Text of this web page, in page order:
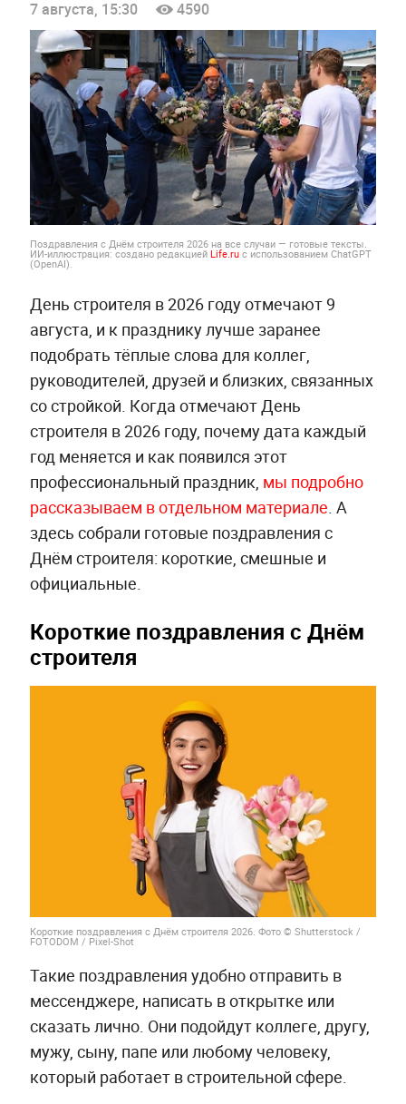
7 августа, 15:30 4590
Поздравления с Днём строителя 2026 на все случаи — готовые тексты.
ИИ-иллюстрация: создано редакцией Life.ruс использованием ChatGPT
(OpenAI).
День строителя в 2026 году отмечают 9
августа, и к празднику лучше заранее
подобрать тёплые слова для коллег,
руководителей, друзей и близких, связанных
со стройкой. Когда отмечают День
строителя в 2026 году, почему дата каждый
год меняется и как появился этот
профессиональный праздник, мы подробно
рассказываем в отдельном материале . А
здесь собрали готовые поздравления с
Днём строителя: короткие, смешные и
официальные.
Короткие поздравления с Днём
строителя
Короткие поздравления с Днём строителя 2026. Фото © Shutterstock /
FOTODOM / Pixel-Shot
Такие поздравления удобно отправить в
мессенджере, написать в открытке или
сказать лично. Они подойдут коллеге, другу,
мужу, сыну, папе или любому человеку,
который работает в строительной сфере.